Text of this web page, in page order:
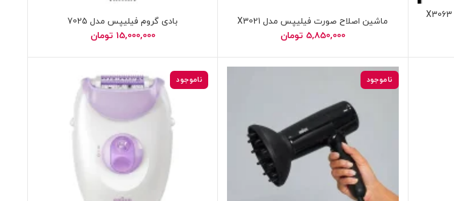
ماشین اصلاح صورت فیلیپس مدل X3021
5,850,000 تومان
بادی گروم فیلیپس مدل 7025
15,000,000 تومان
ناموجود ناموجود